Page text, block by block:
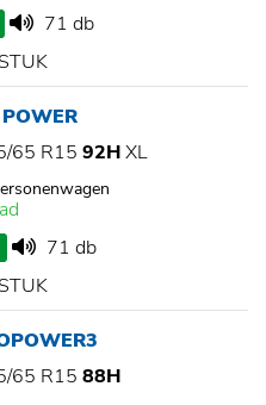
71 db
65 R15 92HXL
71 db
65 R15 88H